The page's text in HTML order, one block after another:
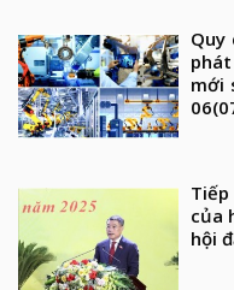
Quy
mới
06
của
hội